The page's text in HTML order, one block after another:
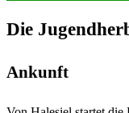
Die
Ankunft